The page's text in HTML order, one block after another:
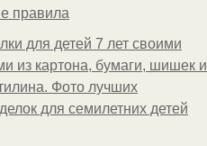
правила
для детей 7 лет своими
из картона, бумаги, шишек и
Фото лучших
для семилетних детей